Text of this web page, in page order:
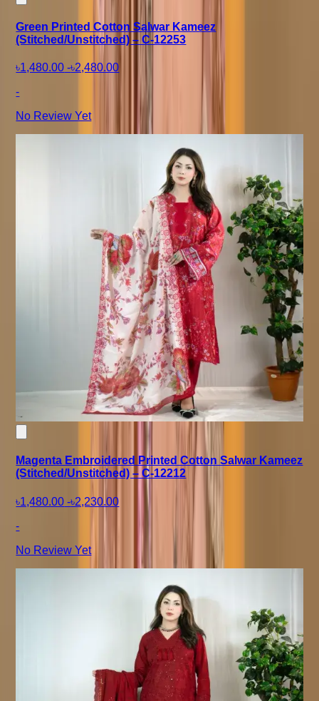
Green Printed Cotton Salwar Kameez
(Stitched/Unstitched) – C-12253
৳1,480.00 -৳2,480.00
-
No Review Yet
Magenta Embroidered Printed Cotton Salwar Kameez
(Stitched/Unstitched) – C-12212
৳1,480.00 -৳2,230.00
-
No Review Yet